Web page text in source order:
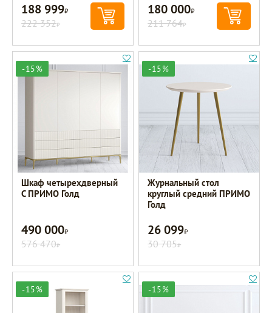
188 999Р
222 352Р
180 000Р
211 764Р
-15%
Шкаф четырехдверный
C ПРИМО Голд
490 000Р
576 470Р
-15%
Журнальный стол
круглый средний ПРИМО
Голд
26 099Р
30 705Р
-15% -15%